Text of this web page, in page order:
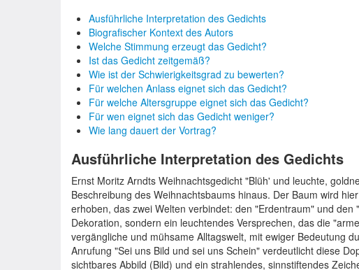
Ausführliche Interpretation des Gedichts
Biografischer Kontext des Autors
Welche Stimmung erzeugt das Gedicht?
Ist das Gedicht zeitgemäß?
Wie ist der Schwierigkeitsgrad zu bewerten?
Für welchen Anlass eignet sich das Gedicht?
Für welche Altersgruppe eignet sich das Gedicht?
Für wen eignet sich das Gedicht weniger?
Wie lang dauert der Vortrag?
Ausführliche Interpretation des Gedichts
Ernst Moritz Arndts Weihnachtsgedicht "Blüh' und leuchte,
Beschreibung des Weihnachtsbaums hinaus. Der Baum wird
erhoben, das zwei Welten verbindet: den "Erdentraum" und den
Dekoration, sondern ein leuchtendes Versprechen, das die
vergängliche und mühsame Alltagswelt, mit ewiger Bedeutung
Anrufung "Sei uns Bild und sei uns Schein" verdeutlicht diese
sichtbares Abbild (Bild) und ein strahlendes, sinnstiftendes